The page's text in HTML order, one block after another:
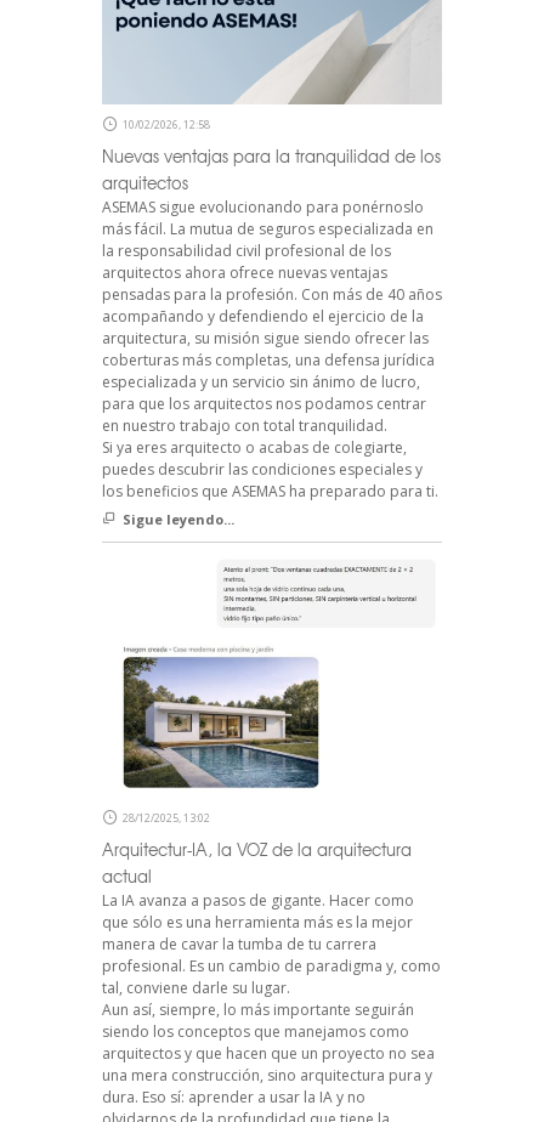
10/02/2026, 12:58
Nuevas ventajas para la tranquilidad de los
arquitectos
ASEMAS sigue evolucionando para ponérnoslo
más fácil. La mutua de seguros especializada en
la responsabilidad civil profesional de los
arquitectos ahora ofrece nuevas ventajas
pensadas para la profesión. Con más de 40 años
acompañando y defendiendo el ejercicio de la
arquitectura, su misión sigue siendo ofrecer las
coberturas más completas, una defensa jurídica
especializada y un servicio sin ánimo de lucro,
para que los arquitectos nos podamos centrar
en nuestro trabajo con total tranquilidad.
Si ya eres arquitecto o acabas de colegiarte,
puedes descubrir las condiciones especiales y
los beneficios que ASEMAS ha preparado para ti.
Sigue leyendo...
28/12/2025, 13:02
Arquitectur-IA, la VOZ de la arquitectura
actual
La IA avanza a pasos de gigante. Hacer como
que sólo es una herramienta más es la mejor
manera de cavar la tumba de tu carrera
profesional. Es un cambio de paradigma y, como
tal, conviene darle su lugar.
Aun así, siempre, lo más importante seguirán
siendo los conceptos que manejamos como
arquitectos y que hacen que un proyecto no sea
una mera construcción, sino arquitectura pura y
dura. Eso sí: aprender a usar la IA y no